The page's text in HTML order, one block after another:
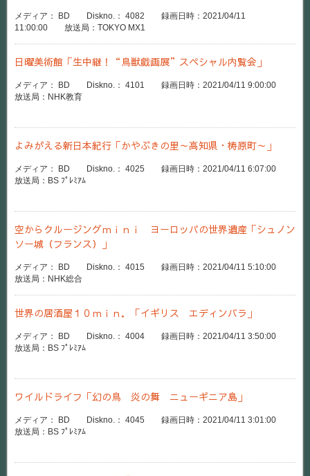
メディア： BD Diskno.： 4082 録画日時：2021/04/11
11:00:00 放送局：TOKYO MX1
日曜美術館「生中継！“鳥獣戯画展”スペシャル内覧会」
メディア： BD Diskno.： 4101 録画日時：2021/04/11 9:00:00
放送局：NHK教育
よみがえる新日本紀行「かやぶきの里～高知県・梼原町～」
メディア： BD Diskno.： 4025 録画日時：2021/04/11 6:07:00
放送局：BS ﾌﾟﾚﾐｱﾑ
空からクルージングｍｉｎｉ ヨーロッパの世界遺産「シュノン
ソー城（フランス）」
メディア： BD Diskno.： 4015 録画日時：2021/04/11 5:10:00
放送局：NHK総合
世界の居酒屋１０ｍｉｎ．「イギリス エディンバラ」
メディア： BD Diskno.： 4004 録画日時：2021/04/11 3:50:00
放送局：BS ﾌﾟﾚﾐｱﾑ
ワイルドライフ「幻の鳥 炎の舞 ニューギニア島」
メディア： BD Diskno.： 4045 録画日時：2021/04/11 3:01:00
放送局：BS ﾌﾟﾚﾐｱﾑ